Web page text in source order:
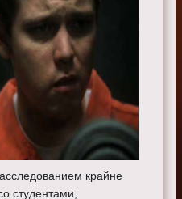
крайне
студентами,